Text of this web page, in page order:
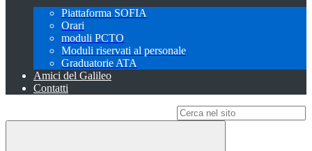
Piattaforma SOFIA
Orari
moduli PCTO
Moduli riservati al personale
Graduatorie ATA
Amici del Galileo
Contatti